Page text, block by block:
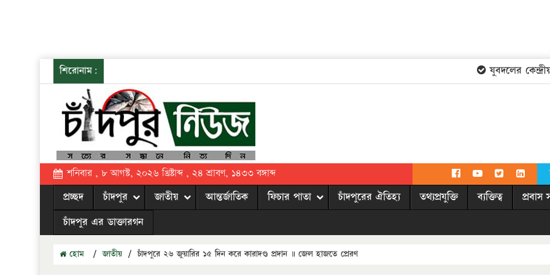
শিরোনাম: যুবদলের কেন্দ্রীয়
শনিবার , ৮ আগস্ট, ২০২৬ খ্রিষ্টাব্দ , ২৪ শ্রাবণ, ১৪৩৩ বঙ্গাব্দ
প্রচ্ছদ চাঁদপুর জাতীয় আন্তর্জাতিক ফিচার পাতা চাঁদপুরের ঐতিহ্য তথ্যপ্রযুক্তি ব্যক্তিত্ব প্রবাস
চাঁদপুর এর ডাক্তারগন
হোম / জাতীয় / চাঁদপুরে ২৬ জুয়ারির ১৫ দিন করে কারাদণ্ড প্রদান ॥ জেল হাজতে প্রেরণ